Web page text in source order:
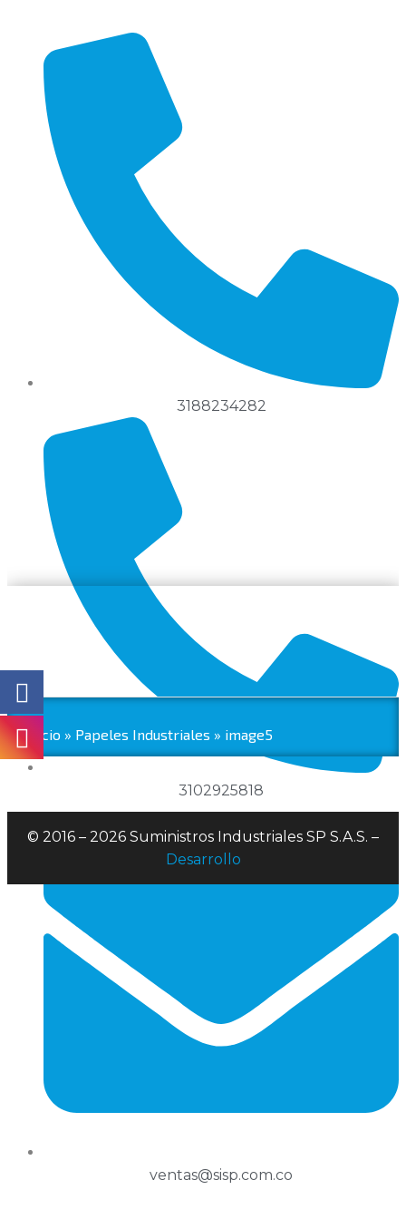
3188234282
3102925818
ventas@sisp.com.co
Inicio » Papeles Industriales » image5
© 2016 – 2026 Suministros Industriales SP S.A.S. –
Desarrollo